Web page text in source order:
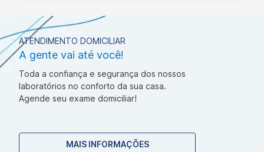
ATENDIMENTO DOMICILIAR
A gente vai até você!
Toda a confiança e segurança dos nossos
laboratórios no conforto da sua casa.
Agende seu exame domiciliar!
MAIS INFORMAÇÕES